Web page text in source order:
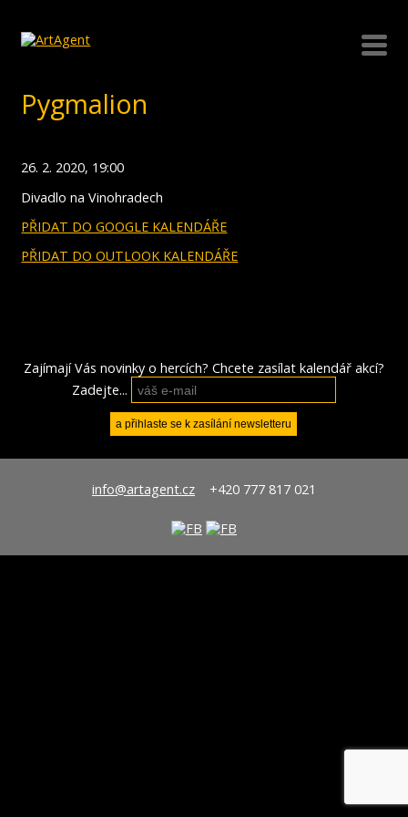
Pygmalion
26. 2. 2020, 19:00
Divadlo na Vinohradech
PŘIDAT DO GOOGLE KALENDÁŘE
PŘIDAT DO OUTLOOK KALENDÁŘE
Zajímají Vás novinky o hercích? Chcete zasílat kalendář akcí?
Zadejte...
info@artagent.cz+420 777 817 021